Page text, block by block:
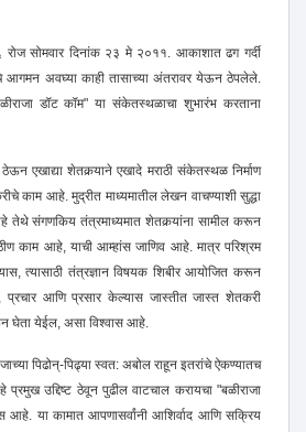
दिनांक २३ मे २०११. आकाशात ढग गर्दी
आगमन अवघ्या काही तासाच्या अंतरावर येऊन ठेपलेले.
डॉट कॉम" या संकेतस्थळाचा शुभारंभ करताना
शेतकर्‍याने एखादे मराठी संकेतस्थळ निर्माण
काम आहे. मुद्रीत माध्यमातील लेखन वाचण्याशी सुद्धा
तेथे संगणकिय तंत्रमाध्यमात शेतकर्‍यांना सामील करून
काम आहे, याची आम्हांस जाणिव आहे. मात्र परिश्रम
त्यासाठी तंत्रज्ञान विषयक शिबीर आयोजित करून
प्रचार आणि प्रसार केल्यास जास्तीत जास्त शेतकरी
घेता येईल, असा विश्वास आहे.
पिढोन्-पिढ्या स्वत: अबोल राहून इतरांचे ऐकण्यातच
उद्दिष्ट ठेवून पुढील वाटचाल करायचा "बळीराजा
या कामात आपणासर्वांनी आशिर्वाद आणि सक्रिय